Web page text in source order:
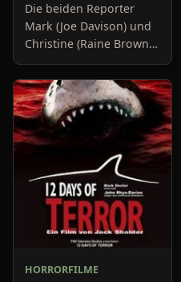
Die beiden Reporter
Mark (Joe Davison) und
Christine (Raine Brown)
haben keine Lust mehr
auf belanglose
Boulevard-Meldungen
und befassen sich
neuerdings mit Se
HORRORFILME